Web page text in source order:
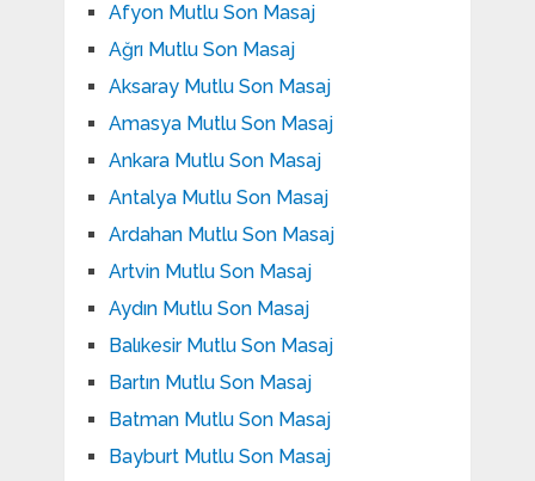
Afyon Mutlu Son Masaj
Ağrı Mutlu Son Masaj
Aksaray Mutlu Son Masaj
Amasya Mutlu Son Masaj
Ankara Mutlu Son Masaj
Antalya Mutlu Son Masaj
Ardahan Mutlu Son Masaj
Artvin Mutlu Son Masaj
Aydın Mutlu Son Masaj
Balıkesir Mutlu Son Masaj
Bartın Mutlu Son Masaj
Batman Mutlu Son Masaj
Bayburt Mutlu Son Masaj